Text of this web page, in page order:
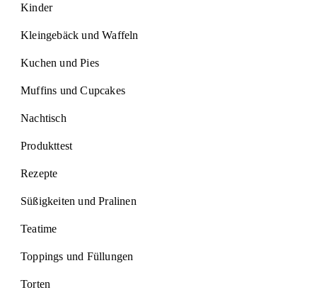
Kinder
Kleingebäck und Waffeln
Kuchen und Pies
Muffins und Cupcakes
Nachtisch
Produkttest
Rezepte
Süßigkeiten und Pralinen
Teatime
Toppings und Füllungen
Torten